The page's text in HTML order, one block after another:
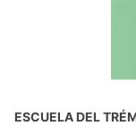
ESCUELA DEL